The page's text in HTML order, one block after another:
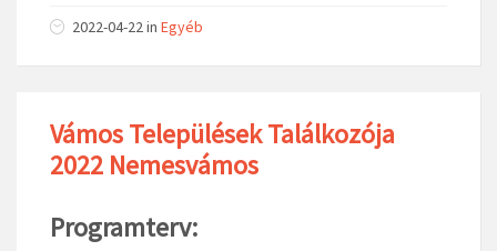
2022-04-22in Egyéb
Vámos Települések Találkozója
2022 Nemesvámos
Programterv: